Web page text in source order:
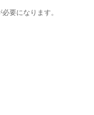
要になります。